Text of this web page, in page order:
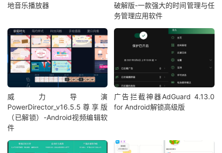
地音乐播放器
破解版-一款强大的时间管理与任
务管理应用软件
威力导演
PowerDirector_v16.5.5尊享版
（已解锁）-Android视频编辑软
件
广告拦截神器AdGuard 4.13.0
for Android解锁高级版